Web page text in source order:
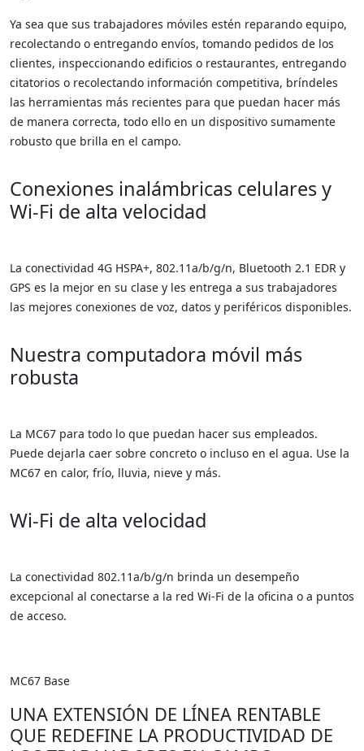
Ya sea que sus trabajadores móviles estén reparando equipo,
recolectando o entregando envíos, tomando pedidos de los
clientes, inspeccionando edificios o restaurantes, entregando
citatorios o recolectando información competitiva, bríndeles
las herramientas más recientes para que puedan hacer más
de manera correcta, todo ello en un dispositivo sumamente
robusto que brilla en el campo.
Conexiones inalámbricas celulares y
Wi-Fi de alta velocidad
La conectividad 4G HSPA+, 802.11a/b/g/n, Bluetooth 2.1 EDR y
GPS es la mejor en su clase y les entrega a sus trabajadores
las mejores conexiones de voz, datos y periféricos disponibles.
Nuestra computadora móvil más
robusta
La MC67 para todo lo que puedan hacer sus empleados.
Puede dejarla caer sobre concreto o incluso en el agua. Use la
MC67 en calor, frío, lluvia, nieve y más.
Wi-Fi de alta velocidad
La conectividad 802.11a/b/g/n brinda un desempeño
excepcional al conectarse a la red Wi-Fi de la oficina o a puntos
de acceso.
MC67 Base
UNA EXTENSIÓN DE LÍNEA RENTABLE
QUE REDEFINE LA PRODUCTIVIDAD DE